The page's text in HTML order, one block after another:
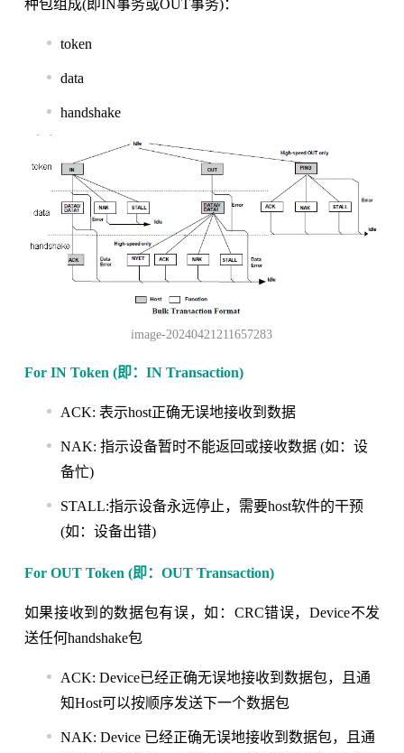
种包组成(即IN事务或OUT事务)：
token
data
handshake
image-20240421211657283
For IN Token (即：IN Transaction)
ACK: 表示host正确无误地接收到数据
NAK: 指示设备暂时不能返回或接收数据 (如：设
备忙)
STALL:指示设备永远停止，需要host软件的干预
(如：设备出错)
For OUT Token (即：OUT Transaction)
如果接收到的数据包有误，如：CRC错误，Device不发
送任何handshake包
ACK: Device已经正确无误地接收到数据包，且通
知Host可以按顺序发送下一个数据包
NAK: Device 已经正确无误地接收到数据包，且通